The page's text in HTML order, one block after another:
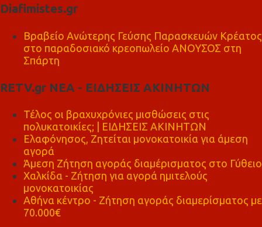
Diafimistes.gr
Βραβείο Ανώτερης Γεύσης Παρασκευών Κρέατος
στο παραδοσιακό κρεοπωλείο ΑΝΟΥΣΟΣ στη
Σπάρτη
RETV.gr ΝΕΑ - ΕΙΔΗΣΕΙΣ ΑΚΙΝΗΤΩΝ
Τέλος οι βραχυχρόνιες μισθώσεις στις
πολυκατοικίες; | ΕΙΔΗΣΕΙΣ ΑΚΙΝΗΤΩΝ
Ελαφόνησος, Ζητείται μονοκατοικία για άμεση
αγορά
Άμεση Ζήτηση αγοράς διαμέρισματος στο Γύθειο
Χαλκίδα - Ζήτηση για αγορά ημιτελούς
μονοκατοικίας
Αθήνα κέντρο - Ζήτηση αγοράς διαμερίσματος με
70.000€